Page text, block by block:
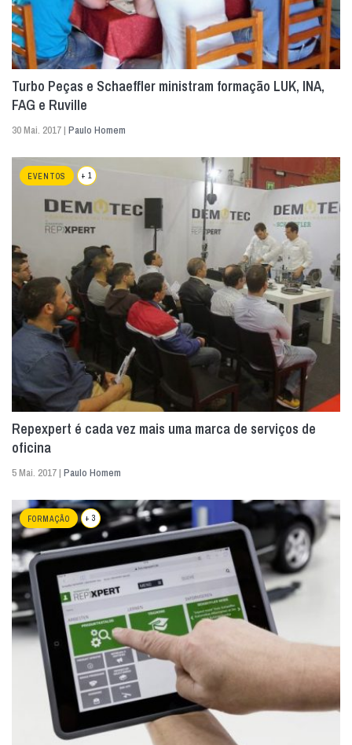
Turbo Peças e Schaeffler ministram formação LUK, INA,
FAG e Ruville
30 Mai. 2017 | Paulo Homem
EVENTOS + 1
Repexpert é cada vez mais uma marca de serviços de
oficina
5 Mai. 2017 | Paulo Homem
FORMAÇÃO + 3